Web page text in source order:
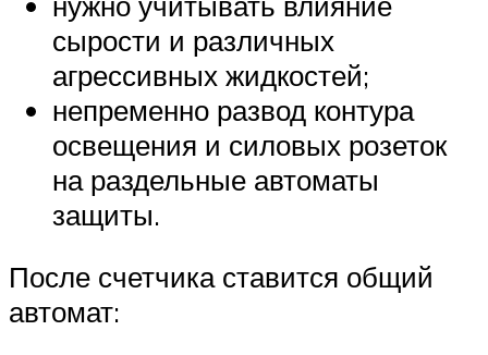
сырости и различных
агрессивных жидкостей;
непременно развод контура
освещения и силовых розеток
на раздельные автоматы
защиты.
После счетчика ставится общий
автомат: